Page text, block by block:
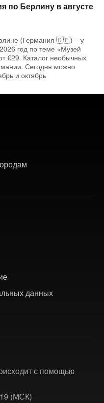
по Берлину в августе
(Германия 🇩🇪) – у
год по теме «Музей
€29. Каталог необычных
Сегодня можно
и октябрь
данных
с помощью
(МСК)